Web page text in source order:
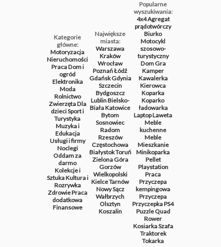
Kategorie
główne:
Motoryzacja
Nieruchomości
PracaDom i
ogród
Elektronika
Moda
Rolnictwo
ZwierzętaDla
dzieciSport i
Turystyka
Muzyka i
Edukacja
Usługi i firmy
Noclegi
Oddam za
darmo
Kolekcje i
SztukaKultura i
Rozrywka
ZdrowiePraca
dodatkowa
Finansowe
Największe
miasta:
Warszawa
Kraków
Wrocław
PoznańŁódź
GdańskGdynia
Szczecin
Bydgoszcz
LublinBielsko-
BiałaKatowice
Bytom
Sosnowiec
Radom
Rzeszów
Częstochowa
BiałystokToruń
Zielona Góra
Gorzów
Wielkopolski
KielceTarnów
Nowy Sącz
Wałbrzych
Olsztyn
Koszalin
Popularne
wyszukiwania:
4x4Agregat
prądotwórczy
Biurko
Motocykl
szosowo-
turystyczny
DomGra
Kamper
Kawalerka
Kierowca
Koparka
Koparko
ładowarka
LaptopLaweta
Meble
kuchenne
Meble
Mieszkanie
Minikoparka
Pellet
Playstation
Praca
Przyczepa
kempingowa
Przyczepa
PrzyczepkaPS4
PuzzleQuad
Rower
KosiarkaSzafa
Traktorek
Tokarka